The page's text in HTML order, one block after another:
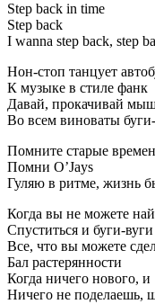
Step back in time
Step back
I wanna step back, step
Нон-стоп танцует
К музыке в стиле фанк
Давай, прокачивай
Во всем виноваты
Помните старые
Помни O’Jays
Гуляю в ритме, жизнь
Когда вы не можете
Спуститься и буги-вуги
Все, что вы можете
Бал растерянности
Когда ничего нового, и
Ничего не поделаешь,